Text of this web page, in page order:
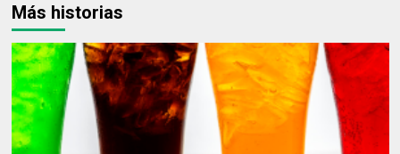
Más historias